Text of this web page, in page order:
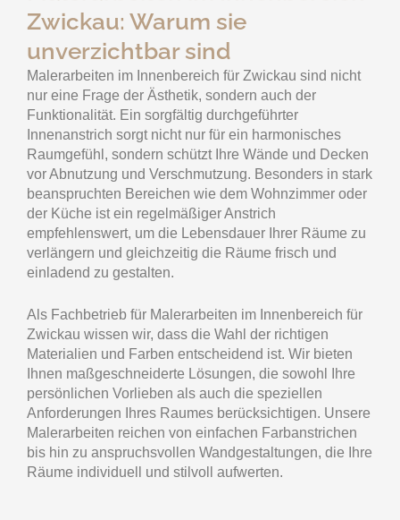
Zwickau: Warum sie
unverzichtbar sind
Malerarbeiten im Innenbereich für Zwickau sind nicht
nur eine Frage der Ästhetik, sondern auch der
Funktionalität. Ein sorgfältig durchgeführter
Innenanstrich sorgt nicht nur für ein harmonisches
Raumgefühl, sondern schützt Ihre Wände und Decken
vor Abnutzung und Verschmutzung. Besonders in stark
beanspruchten Bereichen wie dem Wohnzimmer oder
der Küche ist ein regelmäßiger Anstrich
empfehlenswert, um die Lebensdauer Ihrer Räume zu
verlängern und gleichzeitig die Räume frisch und
einladend zu gestalten.
Als Fachbetrieb für Malerarbeiten im Innenbereich für
Zwickau wissen wir, dass die Wahl der richtigen
Materialien und Farben entscheidend ist. Wir bieten
Ihnen maßgeschneiderte Lösungen, die sowohl Ihre
persönlichen Vorlieben als auch die speziellen
Anforderungen Ihres Raumes berücksichtigen. Unsere
Malerarbeiten reichen von einfachen Farbanstrichen
bis hin zu anspruchsvollen Wandgestaltungen, die Ihre
Räume individuell und stilvoll aufwerten.